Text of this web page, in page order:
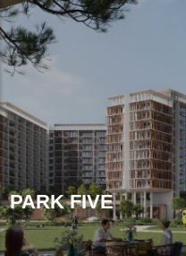
PARK FIVE